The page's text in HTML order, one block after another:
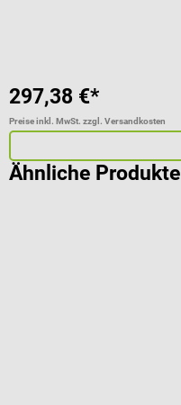
297,38 €*
Preise inkl. MwSt. zzgl. Versandkosten
Ähnliche Produkte